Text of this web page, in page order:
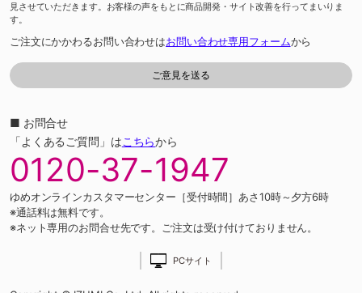
見させていただきます。お客様の声をもとに商品開発・サイト改善を行ってまいりま
す。
ご注文にかかわるお問い合わせはお問い合わせ専用フォームから
■ お問合せ
「よくあるご質問」はこちらから
0120-37-1947
ゆめオンラインカスタマーセンター［受付時間］あさ10時～夕方6時
※通話料は無料です。
※ネット専用のお問合せ先です。ご注文は受け付けておりません。
PCサイト